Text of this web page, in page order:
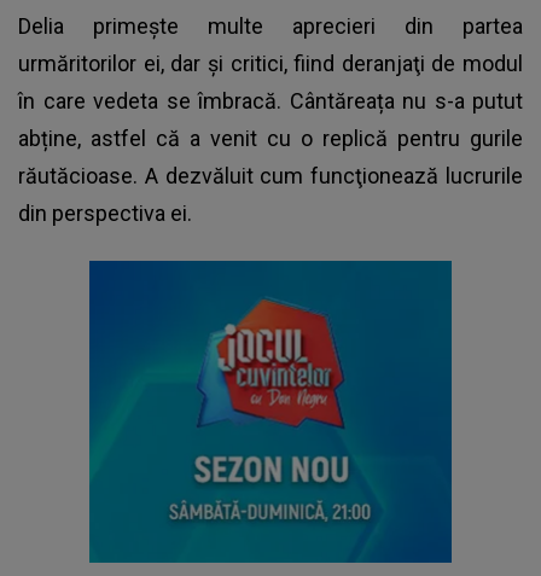
Delia primeşte multe aprecieri din partea
urmăritorilor ei, dar şi critici, fiind deranjaţi de modul
în care vedeta se îmbracă. Cântăreața nu s-a putut
abține, astfel că a venit cu o replică pentru gurile
răutăcioase. A dezvăluit cum funcţionează lucrurile
din perspectiva ei.